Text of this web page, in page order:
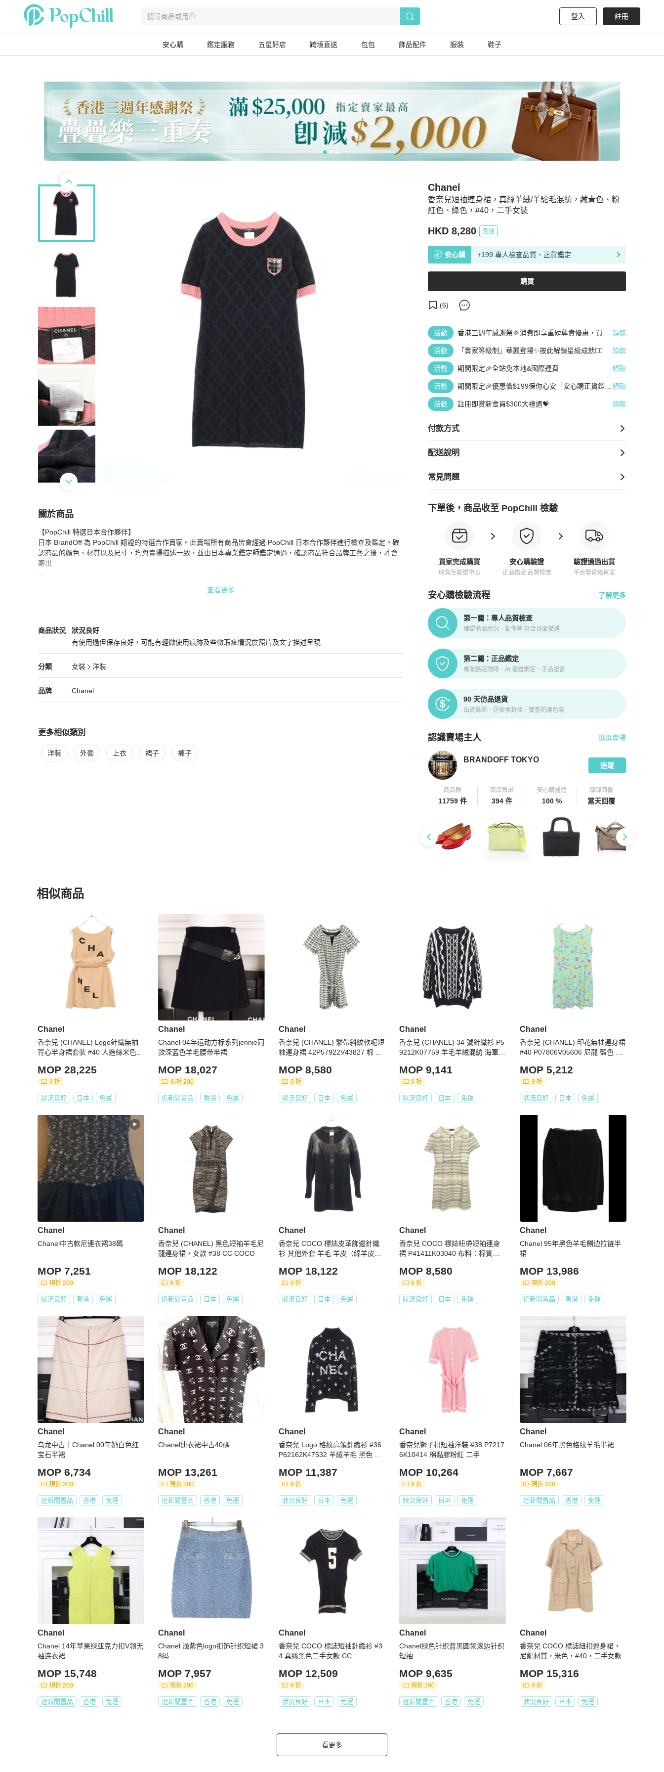
登入 註冊
安心購 鑑定服務 五星好店 跨境直送 包包 飾品配件 服裝 鞋子
香奈兒短袖連身裙，真絲羊絨/羊駝毛混紡，藏青色、粉
紅色、綠色，#40，二手女裝
Chanel
HKD 8,280 免運
安心購 +199 專人檢查品質、正貨鑑定
購買
(6)
活動
香港三週年感謝祭🎉消費即享重磅尊貴優惠，買越
領取
活動 「賣家等級制」華麗登場✨按此解鎖星級成就👆🏻 領取
活動 期間限定🎉全站免本地&國際運費 領取
活動
期間限定🎉優惠價$199保你心安「安心購正貨鑑
領取
活動 註冊即賞新會員$300大禮遇💝 領取
付款方式
配送說明
常見問題
下單後，商品收至 PopChill 檢驗
買家完成購買
收貨至驗證中心
安心購驗證
正品鑑定 品質檢查
驗證通過出貨
平台發貨給買家
安心購檢驗流程 了解更多
PopChill拍拍圈正品驗證、安心購檢驗流程介紹
第一關：專人品質檢查
確認商品狀況、配件等 符合頁面描述
第二關：正品鑑定
專業鑑定團隊、AI 儀器鑑定、正品證書
90 天仿品退貨
出貨錄影、防掉換封條、雙重防護包裝
認識賣場主人
PopChill 拍拍圈嚴選賣家 介紹
逛逛賣場
BRANDOFF TOKYO
追蹤
商品數
11759 件
商品售出
394 件
安心購通過
100 %
聊聊回覆
當天回覆
關於商品
關於香奈兒短袖連身裙，真絲羊絨/羊駝毛混紡，藏青色、粉紅色、綠色，#40，二手女裝
【PopChill 特選日本合作夥伴】
日本 BrandOff 為 PopChill 認證的特選合作賣家。此賣場所有商品皆會經過 PopChill 日本合作夥伴進行檢查及鑑定。確
認商品的顏色、材質以及尺寸，均與賣場描述一致，並由日本專業鑑定師鑑定通過，確認商品符合品牌工藝之後，才會
寄出
★ 日本 BrandOff 公司販售，並非 PopChill 轉售商品給您。
產品編號：2101219356372
顏色：海軍藍 x 粉紅色 x 綠色
尺寸：40 肩寬：37公分（14.6吋） 衣寬：44.5公分（17.5吋） 袖長：28.5公分（11.2吋）
配件：無
【真偽鑑定保障】
★ 商品皆由日本專業鑑定師鑑定通過，確認商品符合品牌工藝
★ 商品皆由專人確認商品的顏色、材質以及尺寸，均與賣場描述一致
【費用相關】
★ 免國際運費！
★ 商品為國際運送，可能產生關稅由買家自行負擔
【寄送時程相關】
★ 依寄達國家區域、驗關、航班或氣候等不可控因素而異
★ 下單後無法取消訂單
【商品瑕疵說明】
★ 二手商品非新品，圖文已盡力完整敘述細節，請買家務必將商品照片放大看，並綜合商品圖片和文字去綜合考量與判
斷
有疑問請聊聊確認
★ 包袋尺寸由於測量手法不同，誤差在1cm-3cm屬於正常範圍，正常範圍內誤差不作為退換貨依據
【中文客戶服務】
★日本 BrandOff 原廠直營的中文客戶服務
★ APP 版聊聊服務時間 : 周一到周五 10:00-17:30 (日本國定假日除外)
★ 本賣場所有商品資訊均為日本 BrandOff 提供，商品從日本發貨，下單前請聊聊詢問
★ PopChill依法開立商品全額電子發票給您，有打統編需求，可聊聊私訊事先通知為您開立三聯式發票
★ 賣場商品只有一件，可能會有商品已經在原網站上被售出・刪除的情形，商品已搶先售出，將為您取消訂單，還請見
【取消&退貨政策】
★ 日本 BrandOff 所有商品，均盡力拍攝瑕疵細節，並在您下單之後，提供商品細節影片，您可以再次確認商品成色，
爭議佐證開箱錄影紀錄與賣家協調退貨之協議，實際爭議之解決則須依商品出賣人之回應與決定及 PopChill 的綜合判斷
容、交易條件、退貨政策或限制
查看更多
商品狀況
Chanel女裝商品狀態與細節
狀況良好
有使用過但保存良好，可能有輕微使用痕跡及些微瑕疵情況於照片及文字描述呈現
狀況良好
分類
Chanel 女裝分類資訊
女裝
洋裝
女裝/洋裝推薦
品牌
Chanel 精品女裝品牌介紹
Chanel
Chanel 推薦清單
更多相似類別
更多Chanel 女裝 相似商品推薦
洋裝 外套 上衣 裙子 褲子
相似商品
女裝
Chanel
香奈兒 (CHANEL) Logo針織無袖
背心半身裙套裝 #40 人造絲米色
MOP 28,225
9 折
狀況良好 日本 免運
Chanel
Chanel 04年运动方标系列jennie同
款深蓝色羊毛腰带半裙
MOP 18,027
現折 200
近新閒置品 香港 免運
Chanel
香奈兒 (CHANEL) 繫帶斜紋軟呢短
袖連身裙 42P57922V43827 棉 二
MOP 8,580
9 折
狀況良好 日本 免運
Chanel
香奈兒 (CHANEL) 34 號針織衫 P5
9212K07759 羊毛羊絨混紡 海軍藍
MOP 9,141
9 折
狀況良好 日本 免運
Chanel
香奈兒 (CHANEL) 印花無袖連身裙
#40 P07806V05606 尼龍 藍色 二
MOP 5,212
9 折
狀況良好 日本 免運
Chanel
Chanel中古軟尼連衣裙38碼
MOP 7,251
現折 200
狀況良好 香港 免運
Chanel
香奈兒 (CHANEL) 黑色短袖羊毛尼
龍連身裙，女款 #38 CC COCO
MOP 18,122
9 折
近新閒置品 日本 免運
Chanel
香奈兒 COCO 標誌皮革飾邊針織
衫 其他外套 羊毛 羊皮（綿羊皮）
MOP 18,122
9 折
狀況良好 日本 免運
Chanel
香奈兒 COCO 標誌紐帶短袖連身
裙 P41411K03040 布料：棉質，
MOP 8,580
9 折
狀況良好 日本 免運
Chanel
Chanel 95年黑色羊毛侧边拉链半
裙
MOP 13,986
現折 200
近新閒置品 香港 免運
Chanel
乌龙中古｜Chanel 00年奶白色红
宝石半裙
MOP 6,734
現折 200
近新閒置品 香港 免運
Chanel
Chanel連衣裙中古40碼
MOP 13,261
現折 200
近新閒置品 香港 免運
Chanel
香奈兒 Logo 格紋高領針織衫 #36
P62162K47532 羊絨羊毛 黑色 二
MOP 11,387
9 折
狀況良好 日本 免運
Chanel
香奈兒獅子扣短袖洋裝 #38 P7217
6K10414 棉黏膠粉紅 二手
MOP 10,264
9 折
狀況良好 日本 免運
Chanel
Chanel 06年黑色格纹羊毛半裙
MOP 7,667
現折 200
近新閒置品 香港 免運
Chanel
Chanel 14年苹果绿亚克力扣V领无
袖连衣裙
MOP 15,748
現折 200
近新閒置品 香港 免運
Chanel
Chanel 浅紫色logo扣饰针织短裙 3
8码
MOP 7,957
現折 200
近新閒置品 香港 免運
Chanel
香奈兒 COCO 標誌短袖針織衫 #3
4 真絲黑色二手女款 CC
MOP 12,509
9 折
狀況良好 日本 免運
Chanel
Chanel绿色针织蓝黑圆领滚边针织
短袖
MOP 9,635
現折 200
近新閒置品 香港 免運
Chanel
香奈兒 COCO 標誌紐扣連身裙，
尼龍材質，米色，#40，二手女款
MOP 15,316
9 折
狀況良好 日本 免運
看更多